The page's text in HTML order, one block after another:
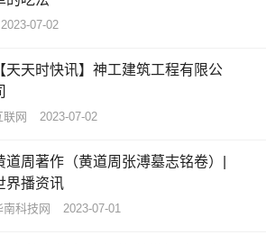
2023-07-02
【天天时快讯】神工建筑工程有限公
联网 2023-07-02
道周著作（黄道周张溥墓志铭卷）|
界播资讯
南科技网 2023-07-01